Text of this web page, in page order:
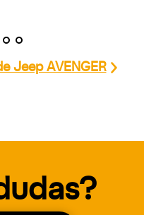
Jeep AVENGER